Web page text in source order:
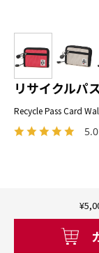
5.0
リサイクルパ
Recycle Pass Card